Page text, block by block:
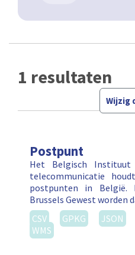
1 resultaten
Wijzig
Postpunt
Het Belgisch
telecommunicatie
postpunten in België.
Brussels Gewest worden
CSV
GPKG JSON
WMS